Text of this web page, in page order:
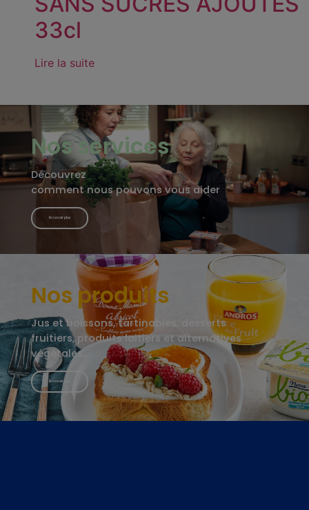
33cl
Lire la suite
Nos services
Découvrez
comment nous pouvons vous aider
En savoir plus
Nos produits
Jus et boissons, tartinables, desserts
fruitiers, produits laitiers et alternatives
végétales…
En savoir plus